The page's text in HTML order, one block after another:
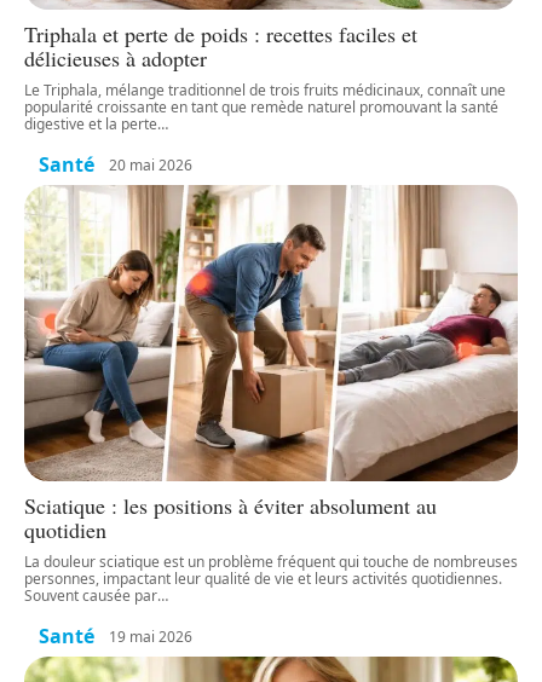
Triphala et perte de poids : recettes faciles et
délicieuses à adopter
Le Triphala, mélange traditionnel de trois fruits médicinaux, connaît une
popularité croissante en tant que remède naturel promouvant la santé
digestive et la perte…
Santé 20 mai 2026
Sciatique : les positions à éviter absolument au
quotidien
La douleur sciatique est un problème fréquent qui touche de nombreuses
personnes, impactant leur qualité de vie et leurs activités quotidiennes.
Souvent causée par…
Santé 19 mai 2026